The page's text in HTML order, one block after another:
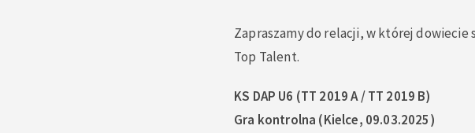
Zapraszamy do relacji, w której dowiecie
Top Talent.
KS DAP U6 (TT 2019 A / TT 2019 B)
Gra kontrolna (Kielce, 09.03.2025)